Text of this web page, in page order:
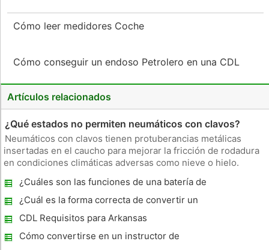
Cómo leer medidores Coche
Cómo conseguir un endoso Petrolero en una CDL
Artículos relacionados
¿Qué estados no permiten neumáticos con clavos?
Neumáticos con clavos tienen protuberancias metálicas
insertadas en el caucho para mejorar la fricción de rodadura
en condiciones climáticas adversas como nieve o hielo.
en el mal tiempo, algunos estados restringen el uso de clavos
o prohibir
¿Cuáles son las funciones de una batería de
coche ?
¿Cuál es la forma correcta de convertir un
coche?
CDL Requisitos para Arkansas
Cómo convertirse en un instructor de